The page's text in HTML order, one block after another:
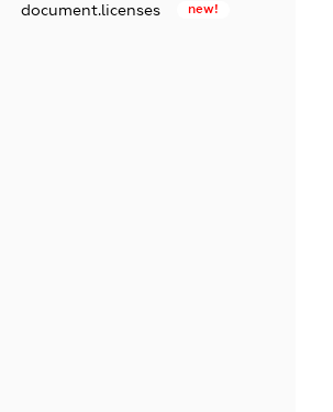
document.licenses new!